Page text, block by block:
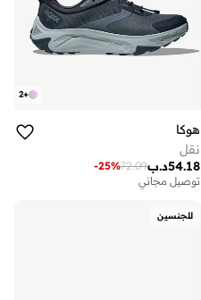
+
2
هوكا
نقل
د.ب54.18
72.09
-25%
توصيل مجاني
للجنسين